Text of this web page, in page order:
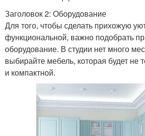
Заголовок 2: Оборудование
Для того, чтобы сделать прихожую
функциональной, важно подобрать
оборудование. В студии нет много
выбирайте мебель, которая будет не
и компактной.